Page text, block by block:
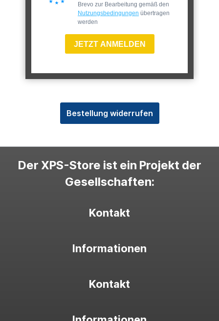
Brevo zur Bearbeitung gemäß den
Nutzungsbedingungen übertragen
werden
JETZT ANMELDEN
Bestellung widerrufen
Der XPS-Store ist ein Projekt der
Gesellschaften:
Kontakt
Informationen
Kontakt